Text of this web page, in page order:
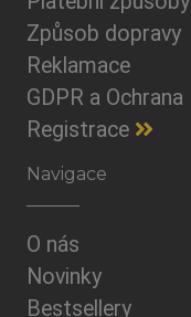
Způsob dopravy
Reklamace
GDPR a Ochrana
Registrace
Navigace
O nás
Novinky
Bestsellery